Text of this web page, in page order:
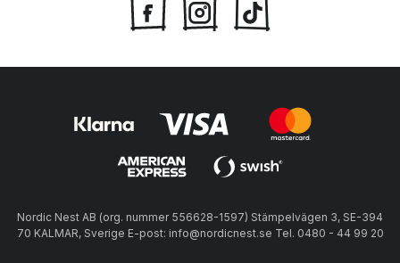
Nordic Nest AB (org. nummer 556628-1597) Stämpelvägen 3, SE-394
70 KALMAR, Sverige E-post: info@nordicnest.se Tel. 0480 - 44 99 20